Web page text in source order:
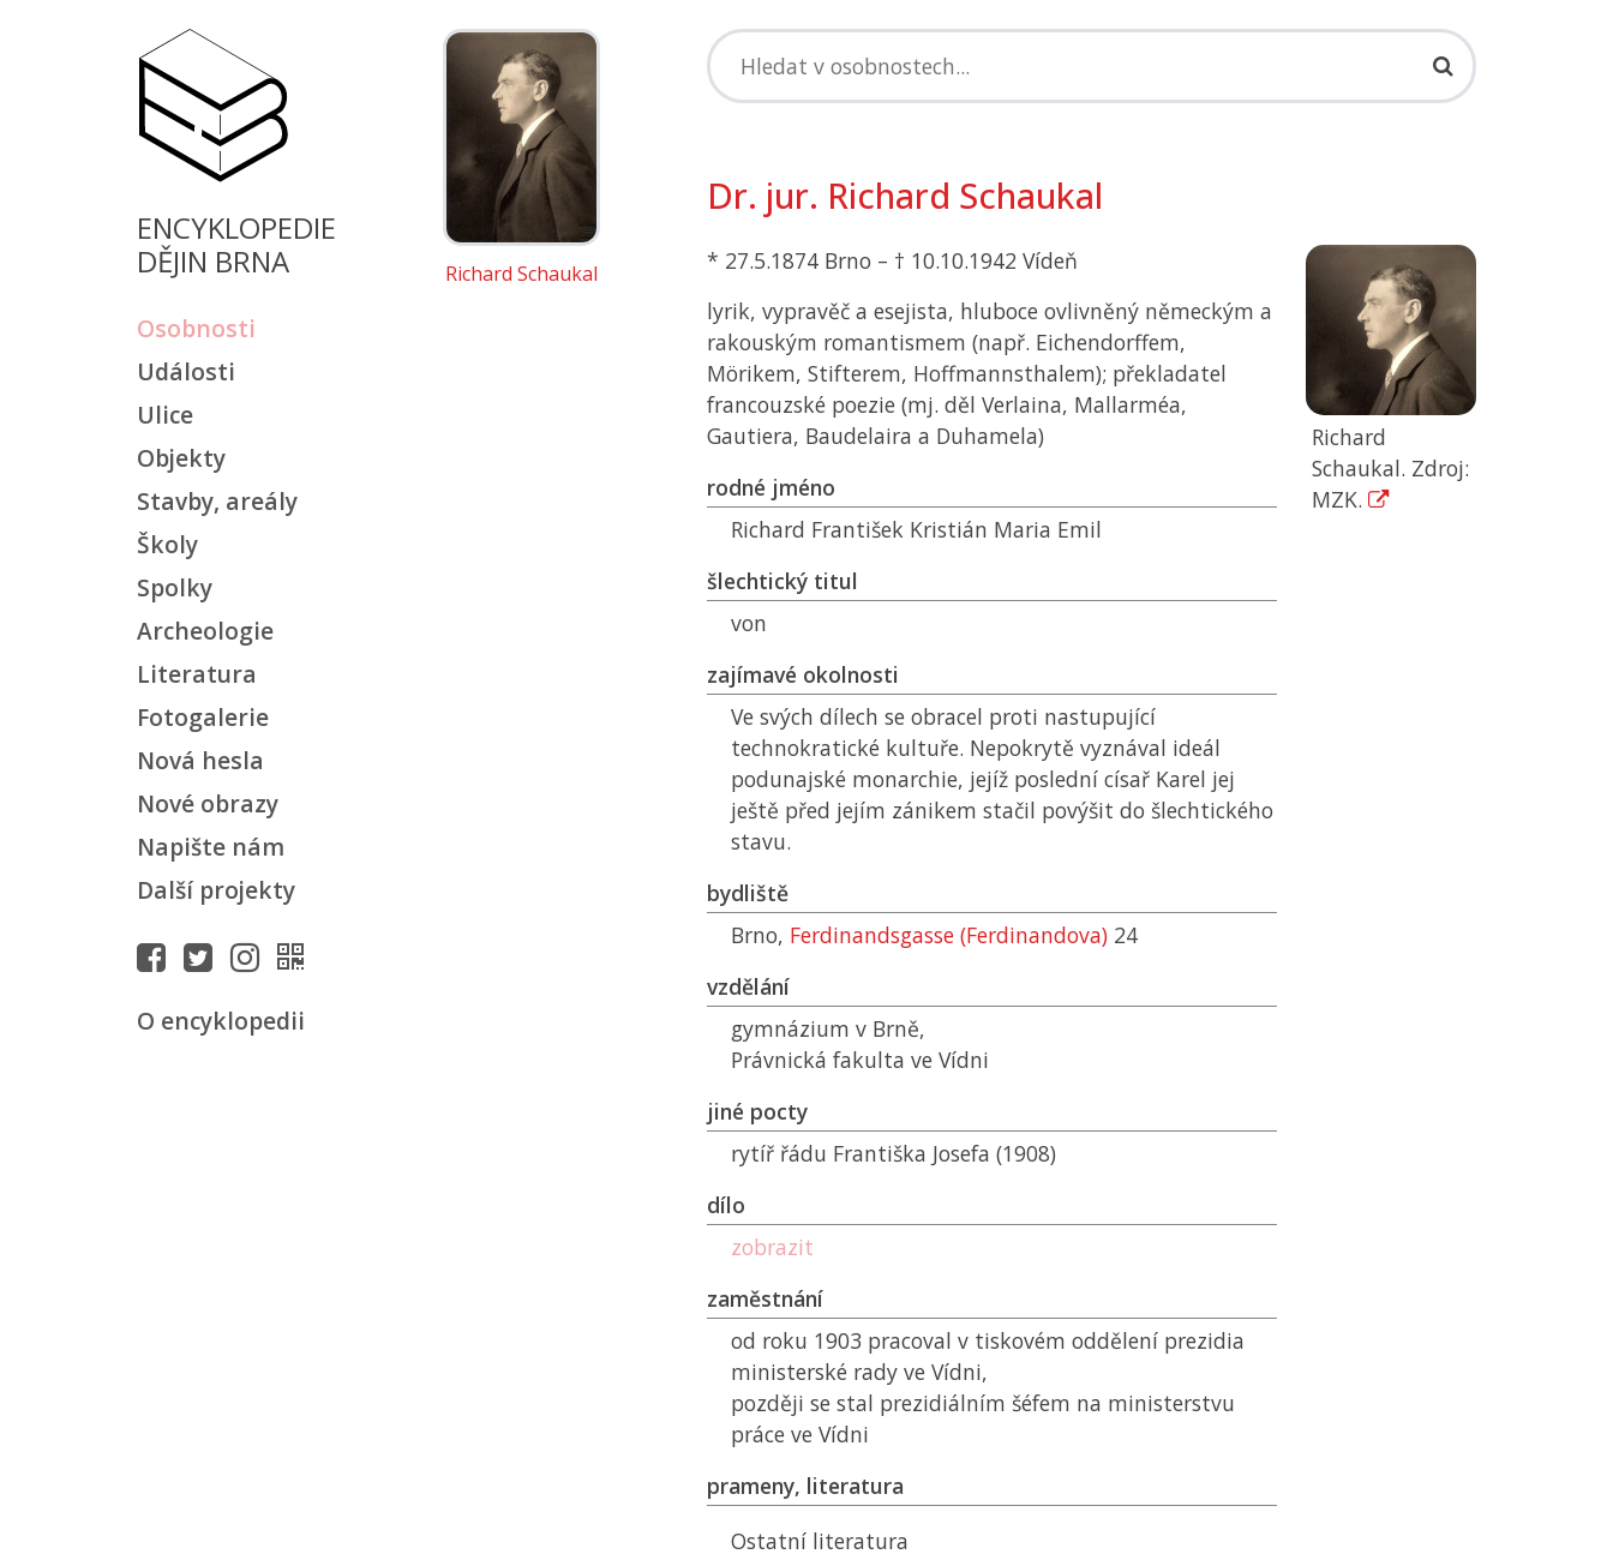
ENCYKLOPEDIE
DĚJIN BRNA
Osobnosti
Události
Ulice
Objekty
Stavby, areály
Školy
Spolky
Archeologie
Literatura
Fotogalerie
Nová hesla
Nové obrazy
Napište nám
Další projekty
O encyklopedii
Richard Schaukal
Dr. jur. Richard Schaukal
* 27.5.1874 Brno – † 10.10.1942 Vídeň
lyrik, vypravěč a esejista, hluboce ovlivněný německým a
rakouským romantismem (např. Eichendorffem,
Mörikem, Stifterem, Hoffmannsthalem); překladatel
francouzské poezie (mj. děl Verlaina, Mallarméa,
Gautiera, Baudelaira a Duhamela)
rodné jméno
Richard František Kristián Maria Emil
šlechtický titul
von
zajímavé okolnosti
Ve svých dílech se obracel proti nastupující
technokratické kultuře. Nepokrytě vyznával ideál
podunajské monarchie, jejíž poslední císař Karel jej
ještě před jejím zánikem stačil povýšit do šlechtického
stavu.
bydliště
Brno, Ferdinandsgasse (Ferdinandova) 24
vzdělání
gymnázium v Brně,
Právnická fakulta ve Vídni
jiné pocty
rytíř řádu Františka Josefa (1908)
dílo
zobrazit
zaměstnání
od roku 1903 pracoval v tiskovém oddělení prezidia
ministerské rady ve Vídni,
později se stal prezidiálním šéfem na ministerstvu
práce ve Vídni
prameny, literatura
Ostatní literatura
Richard
Schaukal. Zdroj:
MZK.